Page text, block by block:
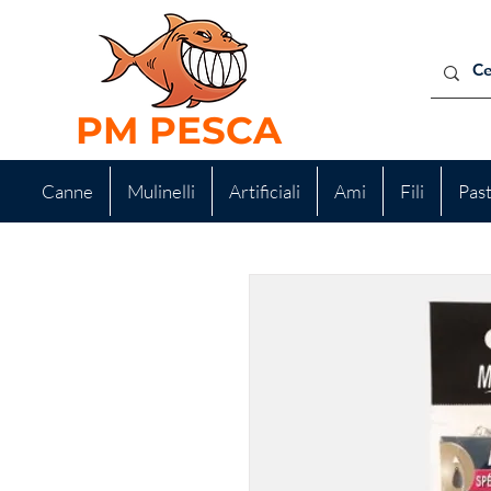
PM PESCA
Canne Mulinelli Artificiali Ami Fili